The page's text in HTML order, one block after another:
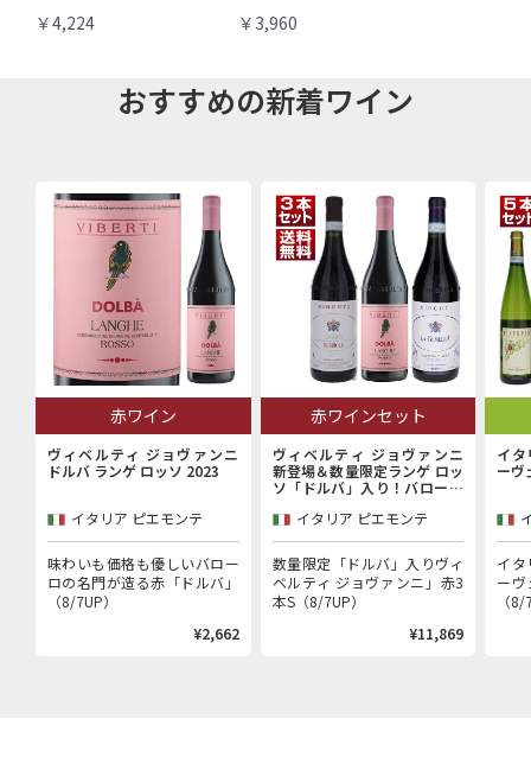
￥4,224
￥3,960
おすすめの新着ワイン
赤ワイン
ヴィベルティ ジョヴァンニ
ドルバ ランゲ ロッソ 2023
イタリア ピエモンテ
味わいも価格も優しいバロー
ロの名門が造る赤「ドルバ」
（8/7UP）
¥2,662
赤ワインセット
ヴィベルティ ジョヴァンニ
新登場＆数量限定ランゲ ロッ
ソ「ドルバ」入り！バローロ
産者「ヴィベルティ ジョヴァ
ンニ」赤3本セット
イタリア ピエモンテ
数量限定「ドルバ」入りヴィ
ベルティ ジョヴァンニ」赤3
本S（8/7UP）
¥11,869
イタ
ーヴ
イタ
ー
（